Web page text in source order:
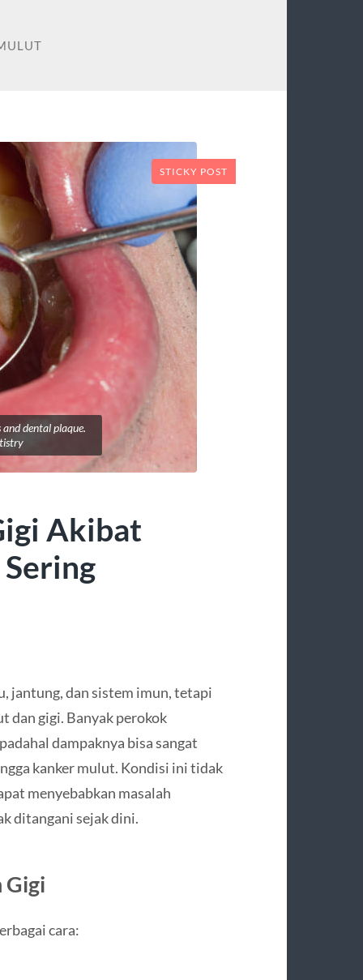
STICKY POST
dental plaque.
Akibat
jantung, dan sistem imun, tetapi
dan gigi. Banyak perokok
dampaknya bisa sangat
kanker mulut. Kondisi ini tidak
menyebabkan masalah
ditangani sejak dini.
Gigi
cara: